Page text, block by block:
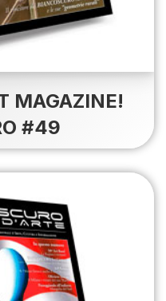
MAGAZINE!
#49